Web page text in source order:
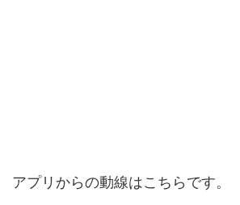
アプリからの動線はこちらです。